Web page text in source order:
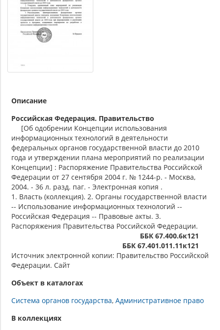
Описание
Российская Федерация. Правительство
[Об одобрении Концепции использования
информационных технологий в деятельности
федеральных органов государственной власти до 2010
года и утверждении плана мероприятий по реализации
Концепции] : Распоряжение Правительства Российской
Федерации от 27 сентября 2004 г. № 1244-р. - Москва,
2004. - 36 л. разд. паг. - Электронная копия .
1. Власть (коллекция). 2. Органы государственной власти
-- Использование информационных технологий --
Российская Федерация -- Правовые акты. 3.
Распоряжения Правительства Российской Федерации.
ББК 67.400.6к121
ББК 67.401.011.11к121
Источник электронной копии: Правительство Российской
Федерации. Сайт
Объект в каталогах
Система органов государства Административное право
В коллекциях